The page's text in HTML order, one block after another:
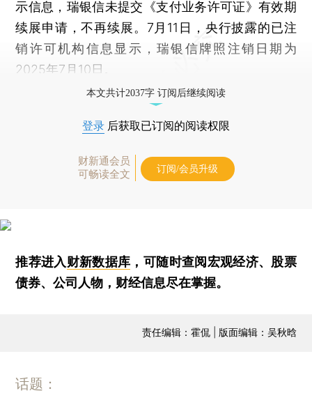
示信息，瑞银信未提交《支付业务许可证》有效期
续展申请，不再续展。7月11日，央行披露的已注
销许可机构信息显示，瑞银信牌照注销日期为
2025年7月10日。
本文共计2037字 订阅后继续阅读
登录 后获取已订阅的阅读权限
财新通会员
可畅读全文
订阅/会员升级
推荐进入财新数据库 ，可随时查阅宏观经济、股票
债券、公司人物，财经信息尽在掌握。
责任编辑：霍侃 | 版面编辑：吴秋晗
话题：